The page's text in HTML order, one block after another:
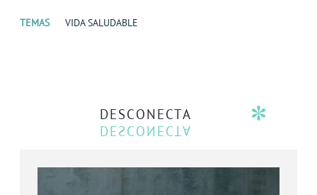
TEMAS VIDA SALUDABLE
DESCONECTA